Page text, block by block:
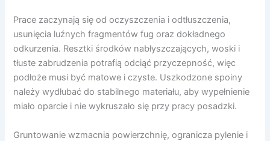
Prace zaczynają się od oczyszczenia i odtłuszczenia,
usunięcia luźnych fragmentów fug oraz dokładnego
odkurzenia. Resztki środków nabłyszczających, woski i
tłuste zabrudzenia potrafią odciąć przyczepność, więc
podłoże musi być matowe i czyste. Uszkodzone spoiny
należy wydłubać do stabilnego materiału, aby wypełnienie
miało oparcie i nie wykruszało się przy pracy posadzki.
Gruntowanie wzmacnia powierzchnię, ogranicza pylenie i